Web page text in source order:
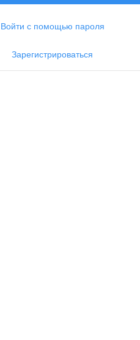
Войти с помощью пароля
Зарегистрироваться